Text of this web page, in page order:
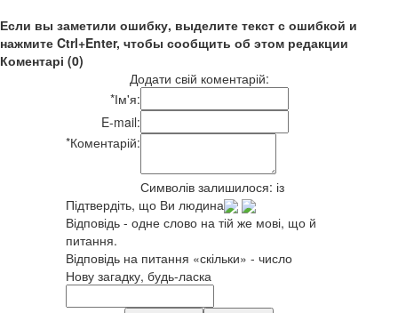
Если вы заметили ошибку, выделите текст с ошибкой и
нажмите Ctrl+Enter, чтобы сообщить об этом редакции
Коментарі (0)
Додати свій коментарій:
*Ім'я:
E-mail:
*Коментарій:
Символів залишилося: із
Підтвердіть, що Ви людина
Відповідь - одне слово на тій же мові, що й
питання.
Відповідь на питання «скільки» - число
Нову загадку, будь-ласка